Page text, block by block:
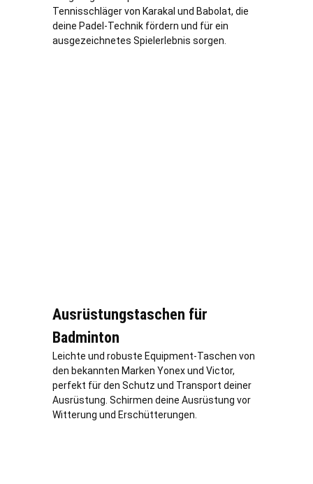
Tennisschläger von Karakal und Babolat, die
deine Padel-Technik fördern und für ein
ausgezeichnetes Spielerlebnis sorgen.
Ausrüstungstaschen für
Badminton
Leichte und robuste Equipment-Taschen von
den bekannten Marken Yonex und Victor,
perfekt für den Schutz und Transport deiner
Ausrüstung. Schirmen deine Ausrüstung vor
Witterung und Erschütterungen.